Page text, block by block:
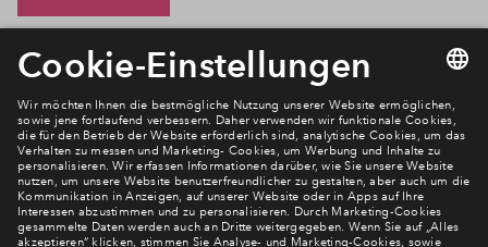
Newsletter Anmeldung
Verpassen Sie zu diesem Wohnprojekt keine Neuigkeiten
mehr! Wir halten Sie auf dem Laufenden – mit unserem
regelmäßig erscheinenden Newsletter informieren wir Sie
über den Stand dieses und weiterer Neubauprojekte.